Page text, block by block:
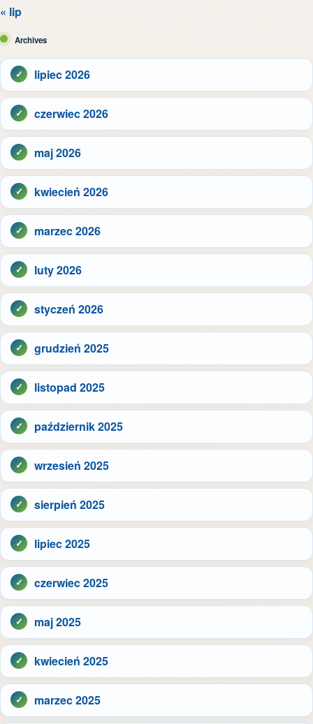
« lip
Archives
lipiec 2026
czerwiec 2026
maj 2026
kwiecień 2026
marzec 2026
luty 2026
styczeń 2026
grudzień 2025
listopad 2025
październik 2025
wrzesień 2025
sierpień 2025
lipiec 2025
czerwiec 2025
maj 2025
kwiecień 2025
marzec 2025